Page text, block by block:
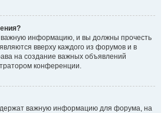
информацию, и вы должны прочесть
вверху каждого из форумов и в
на создание важных объявлений
конференции.
важную информацию для форума, на